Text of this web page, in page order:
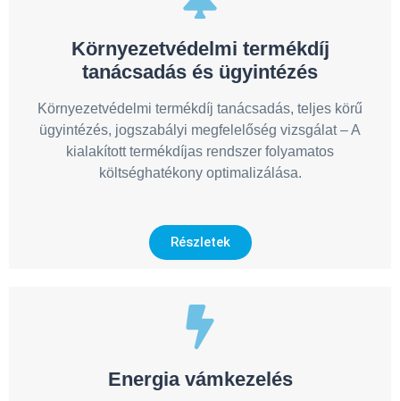
Környezetvédelmi termékdíj
tanácsadás és ügyintézés
Környezetvédelmi termékdíj tanácsadás, teljes körű
ügyintézés, jogszabályi megfelelőség vizsgálat – A
kialakított termékdíjas rendszer folyamatos
költséghatékony optimalizálása.
Részletek
Energia vámkezelés